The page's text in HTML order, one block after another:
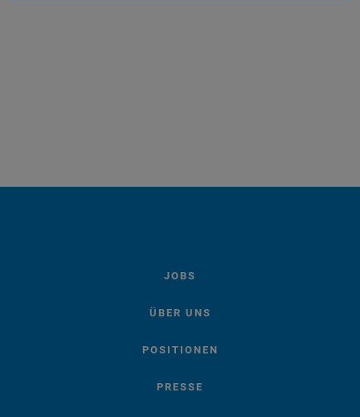
JOBS
ÜBER UNS
POSITIONEN
PRESSE